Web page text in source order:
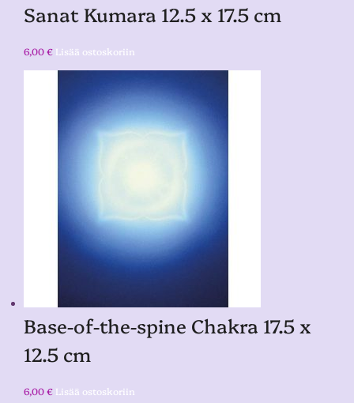
Sanat Kumara 12.5 x 17.5 cm
6,00€ Lisää ostoskoriin
Base-of-the-spine Chakra 17.5 x
12.5 cm
6,00€ Lisää ostoskoriin